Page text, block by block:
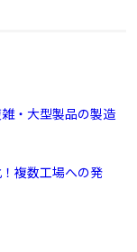
・大型製品の製造
複数工場への発